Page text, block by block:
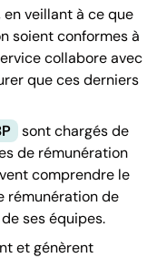
veillant à ce que
soient conformes à
collabore avec
que ces derniers
sont chargés de
de rémunération
comprendre le
rémunération de
ses équipes.
et génèrent